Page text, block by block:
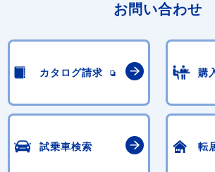
お問い合わせ
カタログ請求 購
試乗車検索 転